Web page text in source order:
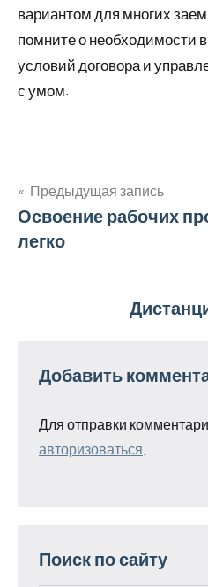
вариантом для многих
помните о необходимости
условий договора и
с умом.
Навигация
по
Предыдущая запись
Освоение рабочих
легко
Добавить
Для отправки
авторизоваться
Поиск по сайту